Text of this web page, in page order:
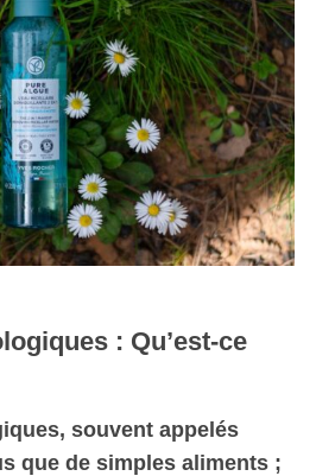
: Qu’est-ce
souvent appelés
que de simples aliments ;